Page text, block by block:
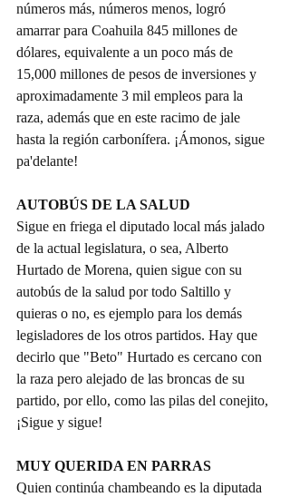
números más, números menos, logró
amarrar para Coahuila 845 millones de
dólares, equivalente a un poco más de
15,000 millones de pesos de inversiones y
aproximadamente 3 mil empleos para la
raza, además que en este racimo de jale
hasta la región carbonífera. ¡Ámonos, sigue
pa'delante!
AUTOBÚS DE LA SALUD
Sigue en friega el diputado local más jalado
de la actual legislatura, o sea, Alberto
Hurtado de Morena, quien sigue con su
autobús de la salud por todo Saltillo y
quieras o no, es ejemplo para los demás
legisladores de los otros partidos. Hay que
decirlo que "Beto" Hurtado es cercano con
la raza pero alejado de las broncas de su
partido, por ello, como las pilas del conejito,
¡Sigue y sigue!
MUY QUERIDA EN PARRAS
Quien continúa chambeando es la diputada